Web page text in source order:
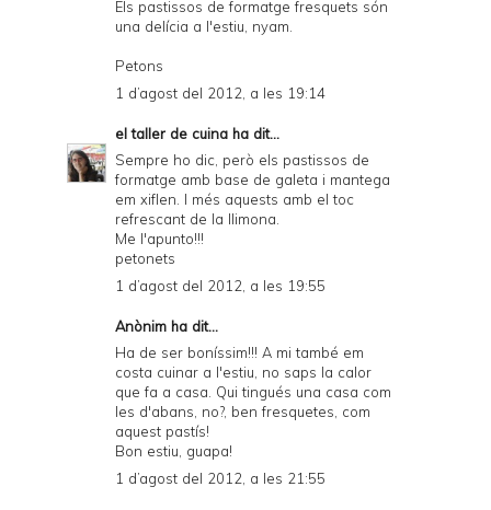
Els pastissos de formatge fresquets són
una delícia a l'estiu, nyam.
Petons
1 d’agost del 2012, a les 19:14
el taller de cuina ha dit...
Sempre ho dic, però els pastissos de
formatge amb base de galeta i mantega
em xiflen. I més aquests amb el toc
refrescant de la llimona.
Me l'apunto!!!
petonets
1 d’agost del 2012, a les 19:55
Anònim ha dit...
Ha de ser boníssim!!! A mi també em
costa cuinar a l'estiu, no saps la calor
que fa a casa. Qui tingués una casa com
les d'abans, no?, ben fresquetes, com
aquest pastís!
Bon estiu, guapa!
1 d’agost del 2012, a les 21:55